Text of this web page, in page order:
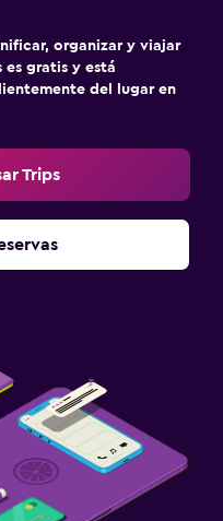
organizar y viajar
es gratis y está
del lugar en
Trips